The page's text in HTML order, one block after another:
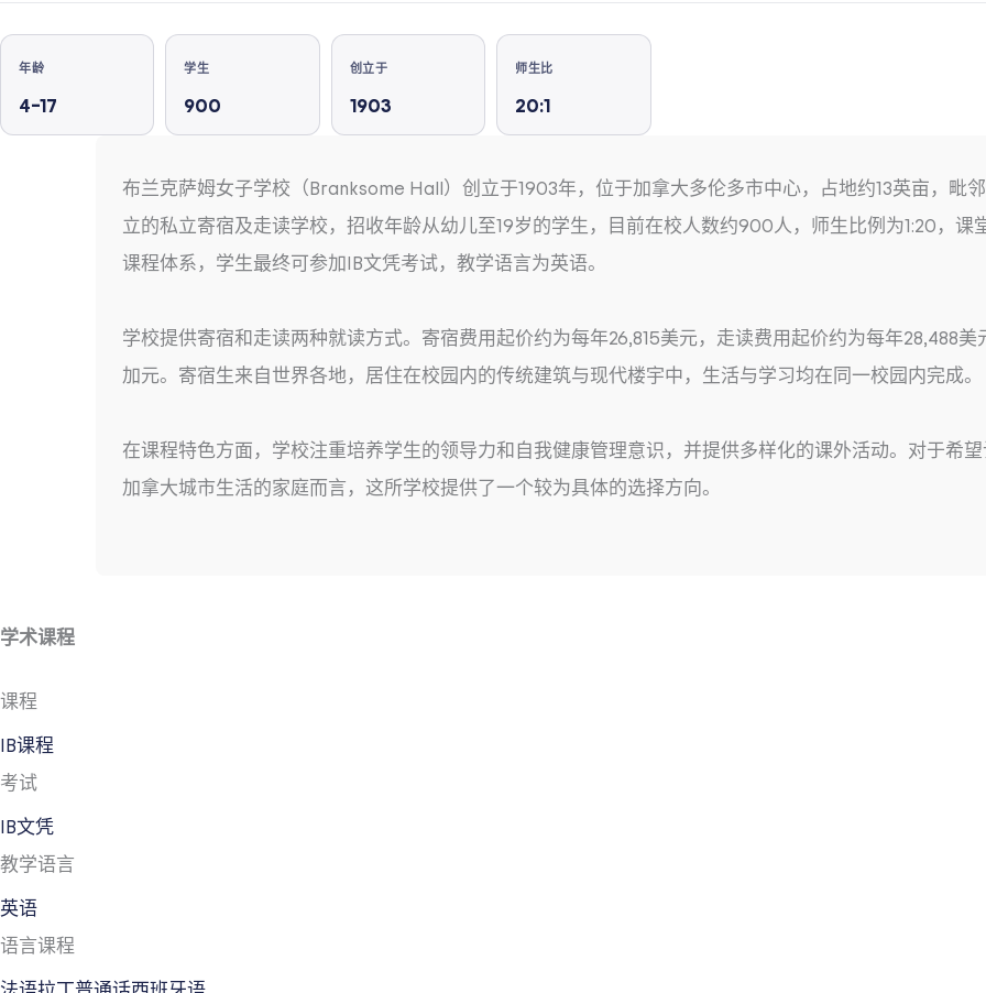
年龄
4–17
学生
900
创立于
1903
师生比
20:1
布兰克萨姆女子学校（Branksome Hall）创立于1903年，位于加拿大多伦多市中心，占地约13英亩，毗
立的私立寄宿及走读学校，招收年龄从幼儿至19岁的学生，目前在校人数约900人，师生比例为1:20，
课程体系，学生最终可参加IB文凭考试，教学语言为英语。
学校提供寄宿和走读两种就读方式。寄宿费用起价约为每年26,815美元，走读费用起价约为每年28,488
加元。寄宿生来自世界各地，居住在校园内的传统建筑与现代楼宇中，生活与学习均在同一校园内完成。
在课程特色方面，学校注重培养学生的领导力和自我健康管理意识，并提供多样化的课外活动。对于希
加拿大城市生活的家庭而言，这所学校提供了一个较为具体的选择方向。
学术课程
课程
IB课程
考试
IB文凭
教学语言
英语
语言课程